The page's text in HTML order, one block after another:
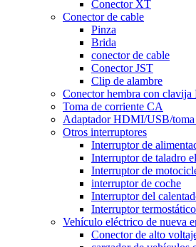
Conector XT
Conector de cable
Pinza
Brida
conector de cable
Conector JST
Clip de alambre
Conector hembra con clavija
Toma de corriente CA
Adaptador HDMI/USB/
Otros interruptores
Interruptor de
Interruptor de taladro
Interruptor de
interruptor de coche
Interruptor del
Interruptor termostático
Vehículo eléctrico de nueva
Conector de alto